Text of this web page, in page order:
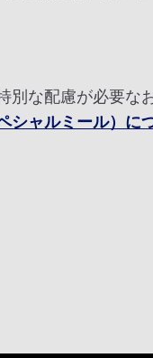
別な配慮が必要
シャルミール）に